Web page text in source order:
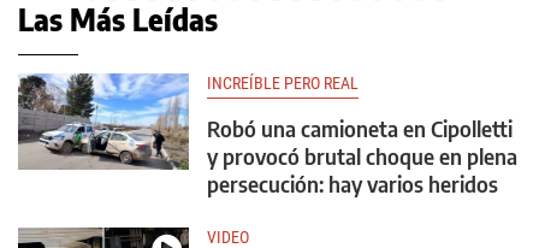
Las Más Leídas
INCREÍBLE PERO REAL
Robó una camioneta en Cipolletti
y provocó brutal choque en plena
persecución: hay varios heridos
VIDEO